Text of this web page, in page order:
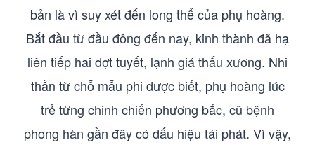
bản là vì suy xét đến long thể của phụ hoàng.
Bắt đầu từ đầu đông đến nay, kinh thành đã hạ
liên tiếp hai đợt tuyết, lạnh giá thấu xương. Nhi
thần từ chỗ mẫu phi được biết, phụ hoàng lúc
trẻ từng chinh chiến phương bắc, cũ bệnh
phong hàn gần đây có dấu hiệu tái phát. Vì vậy,